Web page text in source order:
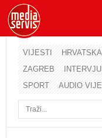
VIJESTI HRVATSKA
ZAGREB
SPORT
AUDIO